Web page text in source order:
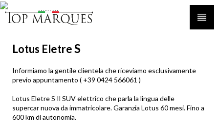
Lotus EletreS
Informiamo la gentile clientela che riceviamo esclusivamente
previo appuntamento ( +39 0424 566061 )
Lotus Eletre S Il SUV elettrico che parla la lingua delle
supercar nuova da immatricolare. Garanzia Lotus 60 mesi. Fino a
600 km di autonomia.